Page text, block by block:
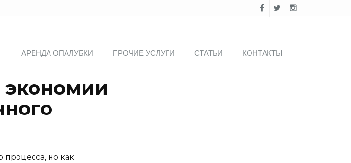
АРЕНДА ОПАЛУБКИ ПРОЧИЕ УСЛУГИ СТАТЬИ КОНТАКТЫ
процесса, но как